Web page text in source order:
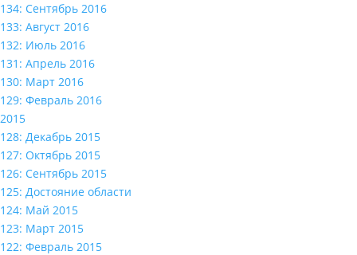
134: Сентябрь 2016
133: Август 2016
132: Июль 2016
131: Апрель 2016
130: Март 2016
129: Февраль 2016
2015
128: Декабрь 2015
127: Октябрь 2015
126: Сентябрь 2015
125: Достояние области
124: Май 2015
123: Март 2015
122: Февраль 2015